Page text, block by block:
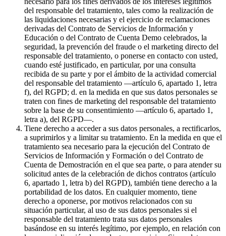
del responsable del tratamiento, tales como la realización de
las liquidaciones necesarias y el ejercicio de reclamaciones
derivadas del Contrato de Servicios de Información y
Educación o del Contrato de Cuenta Demo celebrados, la
seguridad, la prevención del fraude o el marketing directo del
responsable del tratamiento, o ponerse en contacto con usted,
cuando esté justificado, en particular, por una consulta
recibida de su parte y por el ámbito de la actividad comercial
del responsable del tratamiento —artículo 6, apartado 1, letra
f), del RGPD; d. en la medida en que sus datos personales se
traten con fines de marketing del responsable del tratamiento
sobre la base de su consentimiento —artículo 6, apartado 1,
letra a), del RGPD—.
Tiene derecho a acceder a sus datos personales, a rectificarlos,
a suprimirlos y a limitar su tratamiento. En la medida en que el
tratamiento sea necesario para la ejecución del Contrato de
Servicios de Información y Formación o del Contrato de
Cuenta de Demostración en el que sea parte, o para atender su
solicitud antes de la celebración de dichos contratos (artículo
6, apartado 1, letra b) del RGPD), también tiene derecho a la
portabilidad de los datos. En cualquier momento, tiene
derecho a oponerse, por motivos relacionados con su
situación particular, al uso de sus datos personales si el
responsable del tratamiento trata sus datos personales
basándose en su interés legítimo, por ejemplo, en relación con